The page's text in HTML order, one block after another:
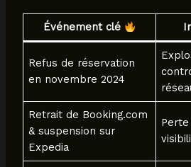
Événement clé
Refus de réservation
en novembre 2024
Retrait de Booking.com
& suspension sur
Expedia